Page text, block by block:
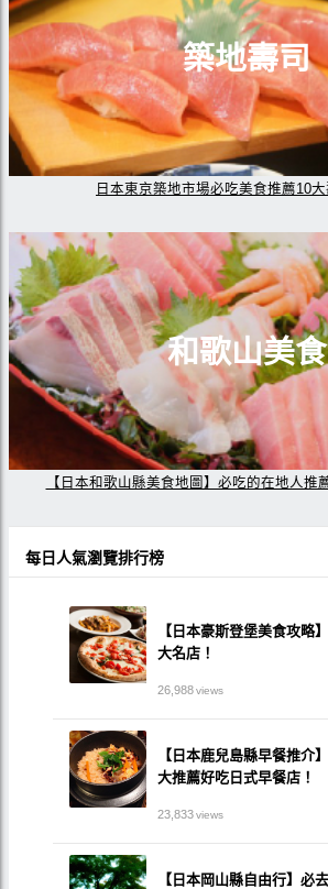
築地壽司
日本東京築地市場必吃美食推薦10大
和歌山美食
【日本和歌山縣美食地圖】必吃的在地人推
每日人氣瀏覽排行榜
【日本豪斯登堡美食攻略
大名店！
26,988views
【日本鹿兒島縣早餐推介
大推薦好吃日式早餐店！
23,833views
【日本岡山縣自由行】必